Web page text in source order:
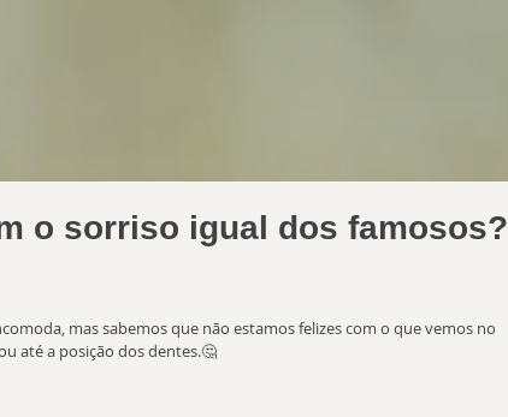
o sorriso igual dos famosos?
mas sabemos que não estamos felizes com o que vemos no
até a posição dos dentes.🤔